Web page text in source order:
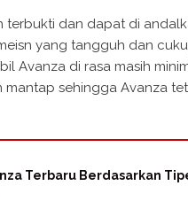
terbukti dan dapat di
yang tangguh dan
Avanza di rasa masih
sehingga Avanza
Terbaru Berdasarkan